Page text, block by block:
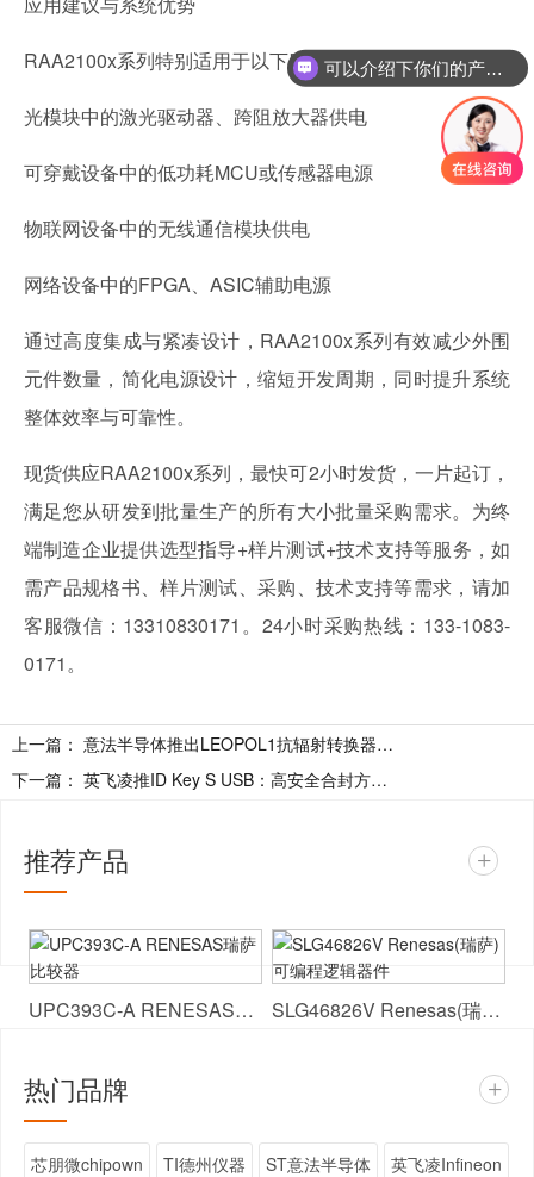
RAA2100x系列特别适用于以下应用：
光模块中的激光驱动器、跨阻放大器供电
可穿戴设备中的低功耗MCU或传感器电源
物联网设备中的无线通信模块供电
网络设备中的FPGA、ASIC辅助电源
通过高度集成与紧凑设计，RAA2100x系列有效减少外围
元件数量，简化电源设计，缩短开发周期，同时提升系统
整体效率与可靠性。
现货供应RAA2100x系列，最快可2小时发货，一片起订，
满足您从研发到批量生产的所有大小批量采购需求。为终
端制造企业提供选型指导+样片测试+技术支持等服务，如
需产品规格书、样片测试、采购、技术支持等需求，请加
客服微信：13310830171。24小时采购热线：133-1083-
0171。
上一篇：
意法半导体推出LEOPOL1抗辐射转换器，专为低轨卫星设计
下一篇：
英飞凌推ID Key S USB：高安全合封方案赋能硬件鉴权
推荐产品 +
UPC393C-A RENESAS瑞萨 比较器 SLG46826V Renesas(瑞萨) 可编程逻辑器件
热门品牌 +
芯朋微chipown TI德州仪器 ST意法半导体 英飞凌Infineon
可以介绍下你们的产品么